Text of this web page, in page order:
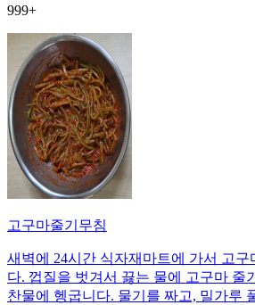
999+
고구마줄기무침
새벽에 24시간 식자재마트에 가서 고구
다. 껍질을 벗겨서 끓는 물에 고구마 줄
찬물에 헹굽니다. 물기를 짜고, 밀가루